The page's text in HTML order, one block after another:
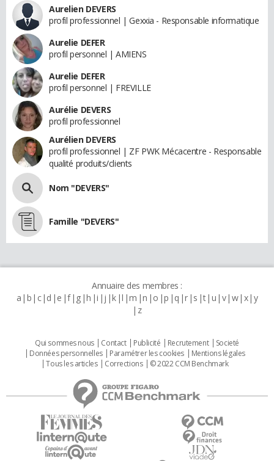
Aurelien DEVERS
profil professionnel | Gexxia - Responsable informatique
Aurelie DEFER
profil personnel | AMIENS
Aurelie DEFER
profil personnel | FREVILLE
Aurélie DEVERS
profil professionnel
Aurélien DEVERS
profil professionnel | ZF PWK Mécacentre - Responsable
qualité produits/clients
Nom "DEVERS"
Famille "DEVERS"
Annuaire des membres :
a b c d e f g h i j k l m n o p q r s t u v w x y
z
Qui sommes nous Contact Publicité Recrutement
Societé
Données personnelles
Paramétrer les cookies
Mentions légales
Tous les articles
Corrections © 2022 CCM Benchmark